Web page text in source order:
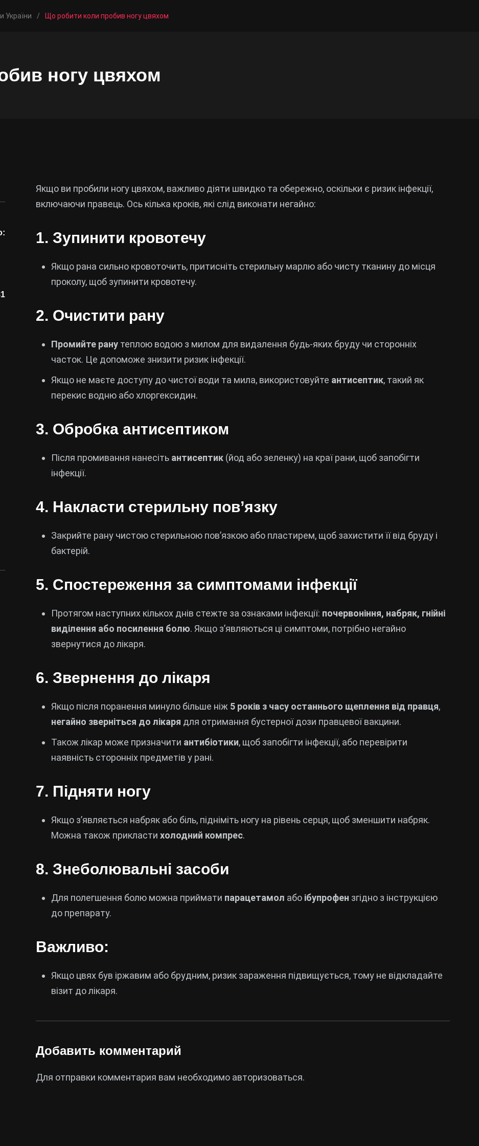
України / Що робити коли пробив ногу цвяхом
ногу цвяхом
Якщо ви пробили ногу цвяхом, важливо діяти швидко та обережно, оскільки є ризик інфекції,
включаючи правець. Ось кілька кроків, які слід виконати негайно:
1. Зупинити кровотечу
Якщо рана сильно кровоточить, притисніть стерильну марлю або чисту тканину до місця
проколу, щоб зупинити кровотечу.
2. Очистити рану
Промийте рану теплою водою з милом для видалення будь-яких бруду чи сторонніх
часток. Це допоможе знизити ризик інфекції.
Якщо не маєте доступу до чистої води та мила, використовуйте антисептик, такий як
перекис водню або хлоргексидин.
3. Обробка антисептиком
Після промивання нанесіть антисептик (йод або зеленку) на краї рани, щоб запобігти
інфекції.
4. Накласти стерильну пов’язку
Закрийте рану чистою стерильною пов’язкою або пластирем, щоб захистити її від бруду і
бактерій.
5. Спостереження за симптомами інфекції
Протягом наступних кількох днів стежте за ознаками інфекції: почервоніння, набряк, гнійні
виділення або посилення болю. Якщо з’являються ці симптоми, потрібно негайно
звернутися до лікаря.
6. Звернення до лікаря
Якщо після поранення минуло більше ніж 5 років з часу останнього щеплення від правця,
негайно зверніться до лікаря для отримання бустерної дози правцевої вакцини.
Також лікар може призначити антибіотики, щоб запобігти інфекції, або перевірити
наявність сторонніх предметів у рані.
7. Підняти ногу
Якщо з’являється набряк або біль, підніміть ногу на рівень серця, щоб зменшити набряк.
Можна також прикласти холодний компрес.
8. Знеболювальні засоби
Для полегшення болю можна приймати парацетамол або ібупрофен згідно з інструкцією
до препарату.
Важливо:
Якщо цвях був іржавим або брудним, ризик зараження підвищується, тому не відкладайте
візит до лікаря.
Добавить комментарий
Для отправки комментария вам необходимо авторизоваться.